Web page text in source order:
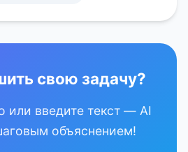
свою задачу?
или введите текст — AI
объяснением!